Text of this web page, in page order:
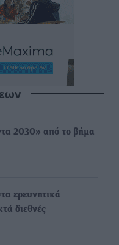
2030» από το βήμα
ερευνητικά
διεθνές